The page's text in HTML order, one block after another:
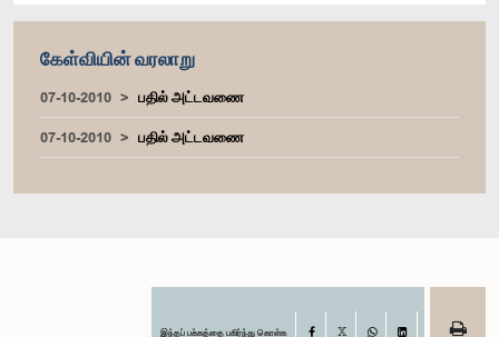
கேள்வியின் வரலாறு
07-10-2010
பதில் அட்டவணை
07-10-2010
பதில் அட்டவணை
இந்தப் பக்கத்தை பகிர்ந்து கொள்க Facebook